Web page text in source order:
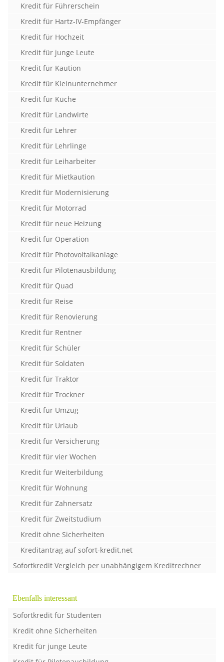
Kredit für Führerschein
Kredit für Hartz-IV-Empfänger
Kredit für Hochzeit
Kredit für junge Leute
Kredit für Kaution
Kredit für Kleinunternehmer
Kredit für Küche
Kredit für Landwirte
Kredit für Lehrer
Kredit für Lehrlinge
Kredit für Leiharbeiter
Kredit für Mietkaution
Kredit für Modernisierung
Kredit für Motorrad
Kredit für neue Heizung
Kredit für Operation
Kredit für Photovoltaikanlage
Kredit für Pilotenausbildung
Kredit für Quad
Kredit für Reise
Kredit für Renovierung
Kredit für Rentner
Kredit für Schüler
Kredit für Soldaten
Kredit für Traktor
Kredit für Trockner
Kredit für Umzug
Kredit für Urlaub
Kredit für Versicherung
Kredit für vier Wochen
Kredit für Weiterbildung
Kredit für Wohnung
Kredit für Zahnersatz
Kredit für Zweitstudium
Kredit ohne Sicherheiten
Kreditantrag auf sofort-kredit.net
Sofortkredit Vergleich per unabhängigem Kreditrechner
Ebenfalls interessant
Sofortkredit für Studenten
Kredit ohne Sicherheiten
Kredit für junge Leute